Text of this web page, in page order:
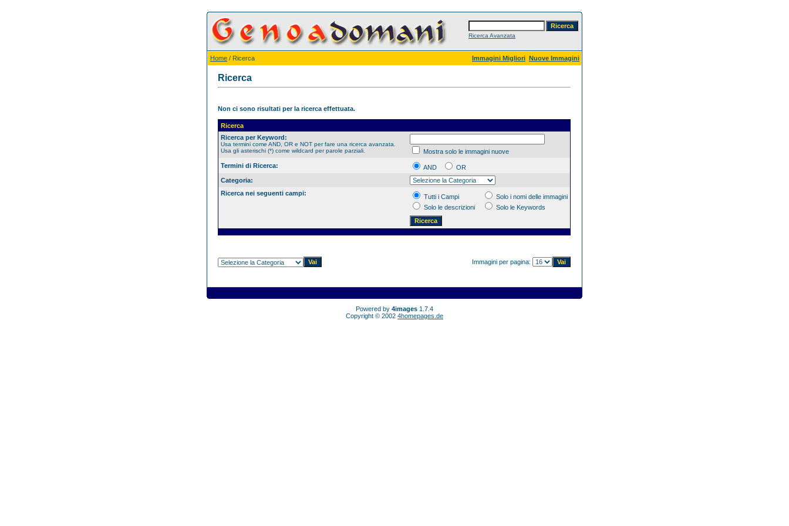
Ricerca Avanzata
Home / Ricerca Immagini Migliori Nuove Immagini
Ricerca
Non ci sono risultati per la ricerca effettuata.
Ricerca
Ricerca per Keyword:
Usa termini come AND, OR e NOT per fare una ricerca avanzata.
Usa gli asterischi (*) come wildcard per parole parziali.
Mostra solo le immagini nuove
Termini di Ricerca:
AND
OR
Categoria:
Ricerca nei seguenti campi:
Tutti i Campi
Solo i nomi delle immagini
Solo le descrizioni
Solo le Keywords
Immagini per pagina:
Powered by 4images 1.7.4
Copyright © 2002 4homepages.de